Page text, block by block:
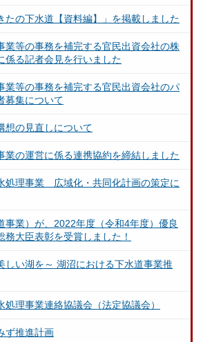
たの下水道【資料編】」を掲載しました
業等の事務を補完する官民出資会社の株
係る記者会見を行いました
業等の事務を補完する官民出資会社のパ
募集について
想の見直しについて
業の運営に係る連携協約を締結しました
処理事業 広域化・共同化計画の策定に
事業）が、2022年度（令和4年度）優良
務大臣表彰を受賞しました！
しい湖を～ 湖沼における下水道事業推
処理事業連絡協議会（法定協議会）
ず推進計画